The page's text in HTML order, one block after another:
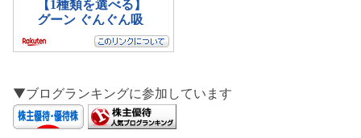
▼ブログランキングに参加しています